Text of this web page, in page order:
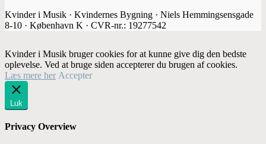
Kvinder i Musik · Kvindernes Bygning · Niels Hemmingsensgade
8-10 · København K · CVR-nr.: 19277542
Kvinder i Musik bruger cookies for at kunne give dig den bedste
oplevelse. Ved at bruge siden accepterer du brugen af cookies.
Læs mere her Accepter
Luk
Privacy Overview